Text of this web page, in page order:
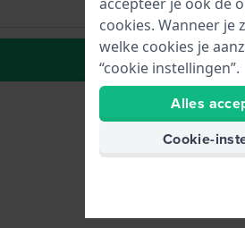
Plaats in
cookies. Wanneer je
welke cookies je
“cookie instellingen”.
Alles
Cookie-